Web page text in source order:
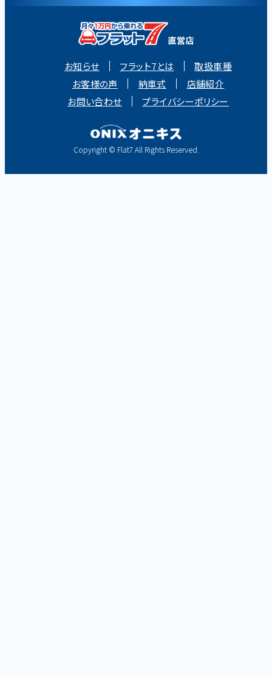
お知らせ フラット7とは
取扱車種
お客様の声
納車式
店舗紹介
お問い合わせ
プライバシーポリシー
Copyright © Flat7 All Rights Reserved.